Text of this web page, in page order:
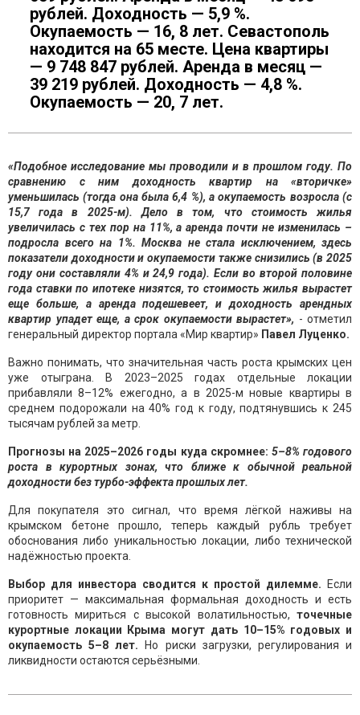
рублей. Доходность — 5,9 %.
Окупаемость — 16, 8 лет. Cевастополь
находится на 65 месте. Цена квартиры
— 9 748 847 рублей. Аренда в месяц —
39 219 рублей. Доходность — 4,8 %.
Окупаемость — 20, 7 лет.
«Подобное исследование мы проводили и в прошлом году. По
сравнению с ним доходность квартир на «вторичке»
уменьшилась (тогда она была 6,4 %), а окупаемость возросла (с
15,7 года в 2025-м). Дело в том, что стоимость жилья
увеличилась с тех пор на 11%, а аренда почти не изменилась –
подросла всего на 1%. Москва не стала исключением, здесь
показатели доходности и окупаемости также снизились (в 2025
году они составляли 4% и 24,9 года). Если во второй половине
года ставки по ипотеке низятся, то стоимость жилья вырастет
еще больше, а аренда подешевеет, и доходность арендных
квартир упадет еще, а срок окупаемости вырастет», - отметил
генеральный директор портала «Мир квартир» Павел Луценко.
Важно понимать, что значительная часть роста крымских цен
уже отыграна. В 2023–2025 годах отдельные локации
прибавляли 8–12% ежегодно, а в 2025-м новые квартиры в
среднем подорожали на 40% год к году, подтянувшись к 245
тысячам рублей за метр.
Прогнозы на 2025–2026 годы куда скромнее: 5–8% годового
роста в курортных зонах, что ближе к обычной реальной
доходности без турбо-эффекта прошлых лет.
Для покупателя это сигнал, что время лёгкой наживы на
крымском бетоне прошло, теперь каждый рубль требует
обоснования либо уникальностью локации, либо технической
надёжностью проекта.
Выбор для инвестора сводится к простой дилемме. Если
приоритет — максимальная формальная доходность и есть
готовность мириться с высокой волатильностью, точечные
курортные локации Крыма могут дать 10–15% годовых и
окупаемость 5–8 лет. Но риски загрузки, регулирования и
ликвидности остаются серьёзными.